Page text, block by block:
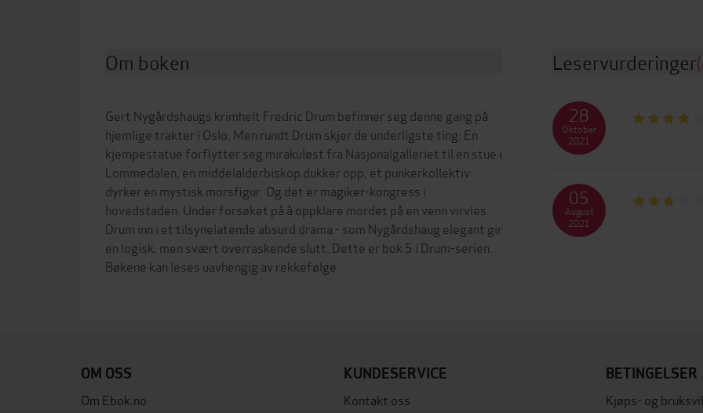
Om boken
Gert Nygårdshaugs krimhelt Fredric Drum befinner seg denne gang på
hjemlige trakter i Oslo. Men rundt Drum skjer de underligste ting: En
kjempestatue forflytter seg mirakuløst fra Nasjonalgalleriet til en stue i
Lommedalen, en middelalderbiskop dukker opp, et punkerkollektiv
dyrker en mystisk morsfigur. Og det er magiker-kongress i
hovedstaden. Under forsøket på å oppklare mordet på en venn virvles
Drum inn i et tilsynelatende absurd drama - som Nygårdshaug elegant gir
en logisk, men svært overraskende slutt. Dette er bok 5 i Drum-serien.
Bøkene kan leses uavhengig av rekkefølge.
Leservurderinger
28
Oktober
2021
05
August
2021
OM OSS
Om Ebok.no
KUNDESERVICE
Kontakt oss
BETINGELSER
Kjøps- og